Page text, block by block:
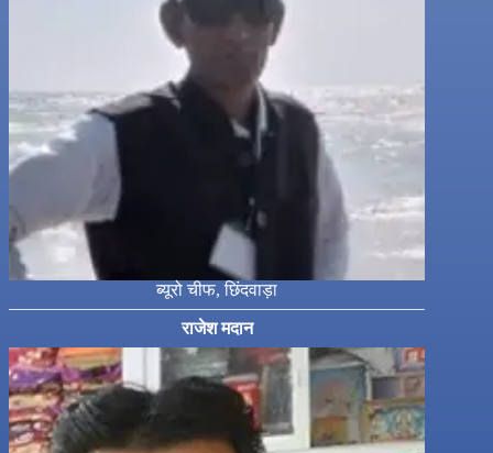
ब्यूरो चीफ, छिंदवाड़ा
राजेश मदान